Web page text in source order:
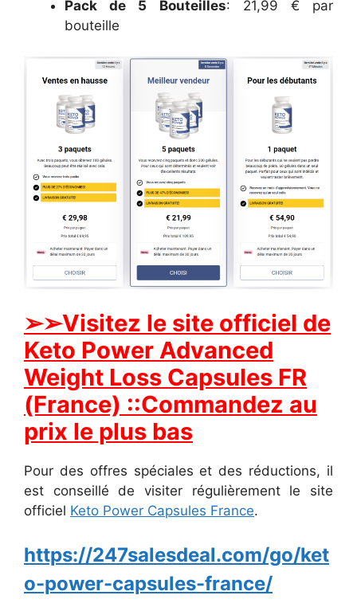
Pack de 5 Bouteilles: 21,99 € par
bouteille
➢➢Visitez le site officiel de
Keto Power Advanced
Weight Loss Capsules FR
(France) ::Commandez au
prix le plus bas
Pour des offres spéciales et des réductions, il
est conseillé de visiter régulièrement le site
officiel Keto Power Capsules France.
https://247salesdeal.com/go/ket
o-power-capsules-france/